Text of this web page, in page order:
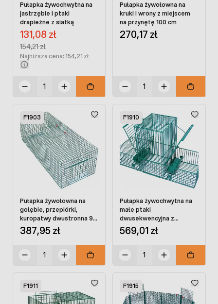
Pułapka żywochwytna na
jastrzębie i ptaki
drapieżne z siatką
Cena promocyjna:
131,08 zł
Regular Price:
154,21 zł
Najniższa cena: 154,21 zł
Pułapka żywołowna na
kruki i wrony z miejscem
na przynętę 100 cm
270,17 zł
F1903
Pułapka żywołowna na
gołębie, przepiórki,
kuropatwy dwustronna 90
cm
387,95 zł
F1910
Pułapka żywochwytna na
małe ptaki
dwusekwencyjna z
boksem
569,01 zł
F1911 F1915